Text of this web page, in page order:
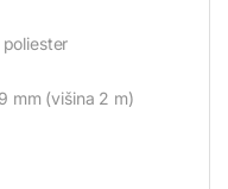
mm (višina 2 m)